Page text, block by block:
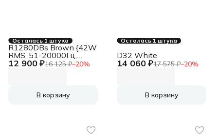
Осталась 1 штука
12 900 ₽16 125 ₽−20%
R1280DBs Brown {42W
RMS, 51-20000Гц,
дерево, пульт ДУ,
В корзину
Осталась 1 штука
14 060 ₽17 575 ₽−20%
D32 White
В корзину